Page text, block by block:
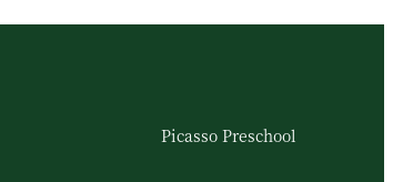
Picasso Preschool